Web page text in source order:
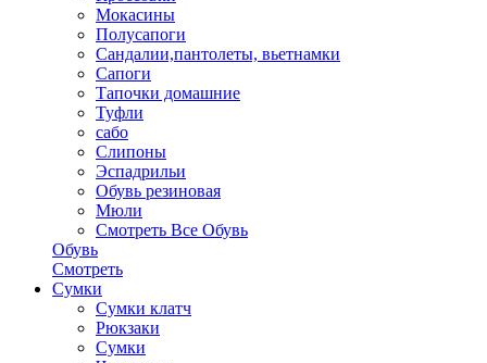
Мокасины
Полусапоги
Сандалии,пантолеты, вьетнамки
Сапоги
Тапочки домашние
Туфли
сабо
Слипоны
Эспадрильи
Обувь резиновая
Мюли
Смотреть Все Обувь
Обувь
Смотреть
Сумки
Сумки клатч
Рюкзаки
Сумки